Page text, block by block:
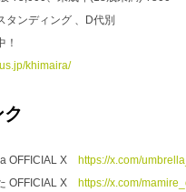
ンディング 、D代別
！
khimaira/
ク
OFFICIAL X https://x.com/
OFFICIAL X https://x.com/